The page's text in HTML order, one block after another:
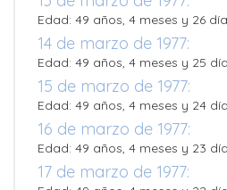
Edad: 49 años, 4 meses y 26
14 de marzo de 1977:
Edad: 49 años, 4 meses y 25
15 de marzo de 1977:
Edad: 49 años, 4 meses y 24
16 de marzo de 1977:
Edad: 49 años, 4 meses y 23
17 de marzo de 1977: